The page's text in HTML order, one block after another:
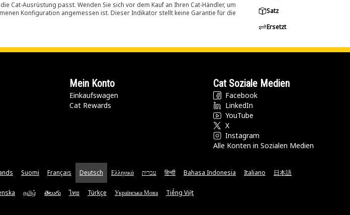
Cat-Ausrüstung passt. Wenden Sie sich vor dem Kauf an Ihren Cat-Händler, um
Konfiguration angemessen ist. Dieser Indikator stellt keine Garantie für die
Satz
Ersetzt
Mein Konto
Einkaufswagen
Cat Rewards
Cat Soziale Medien
Facebook
LinkedIn
YouTube
X
Instagram
Alle Konten in Sozialen Medien
Suomi Français Deutsch Ελληνικά עברית हिन्दी Bahasa Indonesia Italiano 日本語
தமிழ் తెలుగు ไทย Türkçe Українська Мова Tiếng Việt